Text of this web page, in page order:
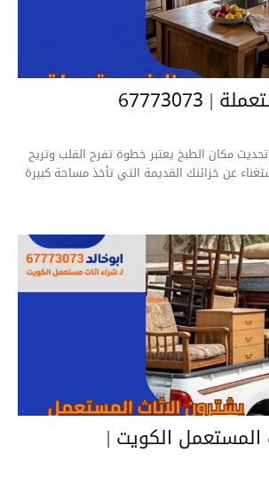
مكان الطبخ يعتبر خطوة تفرح القلب وتريح
عن خزائنك القديمة التي تأخذ مساحة كبيرة
المستعمل الكويت |